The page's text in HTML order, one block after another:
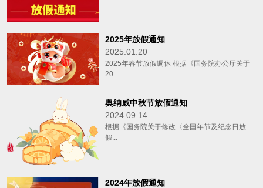
2025年放假通知
2025.01.20
2025年春节放假调休 根据《国务院办公厅关于
20...
奥纳威中秋节放假通知
2024.09.14
根据《国务院关于修改〈全国年节及纪念日放
假...
2024年放假通知